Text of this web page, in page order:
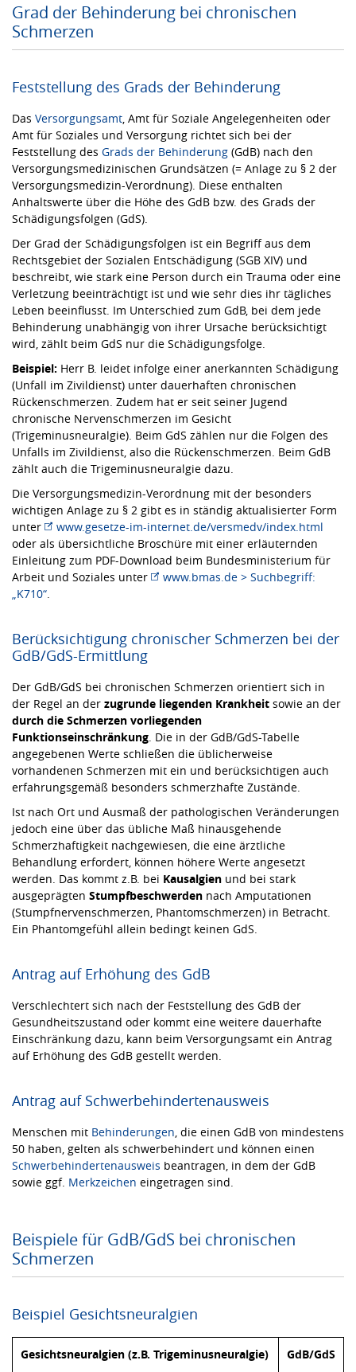
Grad der Behinderung bei chronischen
Schmerzen
Feststellung des Grads der Behinderung
Das Versorgungsamt , Amt für Soziale Angelegenheiten oder
Amt für Soziales und Versorgung richtet sich bei der
Feststellung des Grads der Behinderung (GdB) nach den
Versorgungsmedizinischen Grundsätzen (= Anlage zu § 2 der
Versorgungsmedizin-Verordnung). Diese enthalten
Anhaltswerte über die Höhe des GdB bzw. des Grads der
Schädigungsfolgen (GdS).
Der Grad der Schädigungsfolgen ist ein Begriff aus dem
Rechtsgebiet der Sozialen Entschädigung (SGB XIV) und
beschreibt, wie stark eine Person durch ein Trauma oder eine
Verletzung beeinträchtigt ist und wie sehr dies ihr tägliches
Leben beeinflusst. Im Unterschied zum GdB, bei dem jede
Behinderung unabhängig von ihrer Ursache berücksichtigt
wird, zählt beim GdS nur die Schädigungsfolge.
Beispiel: Herr B. leidet infolge einer anerkannten Schädigung
(Unfall im Zivildienst) unter dauerhaften chronischen
Rückenschmerzen. Zudem hat er seit seiner Jugend
chronische Nervenschmerzen im Gesicht
(Trigeminusneuralgie). Beim GdS zählen nur die Folgen des
Unfalls im Zivildienst, also die Rückenschmerzen. Beim GdB
zählt auch die Trigeminusneuralgie dazu.
Die Versorgungsmedizin-Verordnung mit der besonders
wichtigen Anlage zu § 2 gibt es in ständig aktualisierter Form
unter
www.gesetze-im-internet.de/versmedv/index.html
oder als übersichtliche Broschüre mit einer erläuternden
Einleitung zum PDF-Download beim Bundesministerium für
Arbeit und Soziales unter
www.bmas.de > Suchbegriff:
„K710“
Berücksichtigung chronischer Schmerzen bei der
GdB/GdS-Ermittlung
Der GdB/GdS bei chronischen Schmerzen orientiert sich in
der Regel an der zugrunde liegenden Krankheit sowie an der
durch die Schmerzen vorliegenden
Funktionseinschränkung . Die in der GdB/GdS-Tabelle
angegebenen Werte schließen die üblicherweise
vorhandenen Schmerzen mit ein und berücksichtigen auch
erfahrungsgemäß besonders schmerzhafte Zustände.
Ist nach Ort und Ausmaß der pathologischen Veränderungen
jedoch eine über das übliche Maß hinausgehende
Schmerzhaftigkeit nachgewiesen, die eine ärztliche
Behandlung erfordert, können höhere Werte angesetzt
werden. Das kommt z.B. bei Kausalgien und bei stark
ausgeprägten Stumpfbeschwerden nach Amputationen
(Stumpfnervenschmerzen, Phantomschmerzen) in Betracht.
Ein Phantomgefühl allein bedingt keinen GdS.
Antrag auf Erhöhung des GdB
Verschlechtert sich nach der Feststellung des GdB der
Gesundheitszustand oder kommt eine weitere dauerhafte
Einschränkung dazu, kann beim Versorgungsamt ein Antrag
auf Erhöhung des GdB gestellt werden.
Antrag auf Schwerbehindertenausweis
Menschen mit Behinderungen , die einen GdB von mindestens
50 haben, gelten als schwerbehindert und können einen
Schwerbehindertenausweis beantragen, in dem der GdB
sowie ggf. Merkzeichen eingetragen sind.
Beispiele für GdB/GdS bei chronischen
Schmerzen
Beispiel Gesichtsneuralgien
Gesichtsneuralgien (z.B. Trigeminusneuralgie) GdB/GdS